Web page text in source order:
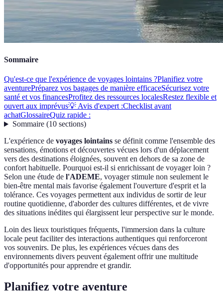
Sommaire
Qu'est-ce que l'expérience de voyages lointains ?Planifiez votre
aventurePréparez vos bagages de manière efficaceSécurisez votre
santé et vos financesProfitez des ressources localesRestez flexible et
ouvert aux imprévus💡 Avis d'expert :Checklist avant
achatGlossaireQuiz rapide :
Sommaire(10 sections)
L'expérience de voyages lointains se définit comme l'ensemble des
sensations, émotions et découvertes vécues lors d'un déplacement
vers des destinations éloignées, souvent en dehors de sa zone de
confort habituelle. Pourquoi est-il si enrichissant de voyager loin ?
Selon une étude de l'ADEME, voyager stimule non seulement le
bien-être mental mais favorise également l'ouverture d'esprit et la
tolérance. Ces voyages permettent aux individus de sortir de leur
routine quotidienne, d'aborder des cultures différentes, et de vivre
des situations inédites qui élargissent leur perspective sur le monde.
Loin des lieux touristiques fréquents, l'immersion dans la culture
locale peut faciliter des interactions authentiques qui renforceront
vos souvenirs. De plus, les expériences vécues dans des
environnements divers peuvent également offrir une multitude
d'opportunités pour apprendre et grandir.
Planifiez votre aventure